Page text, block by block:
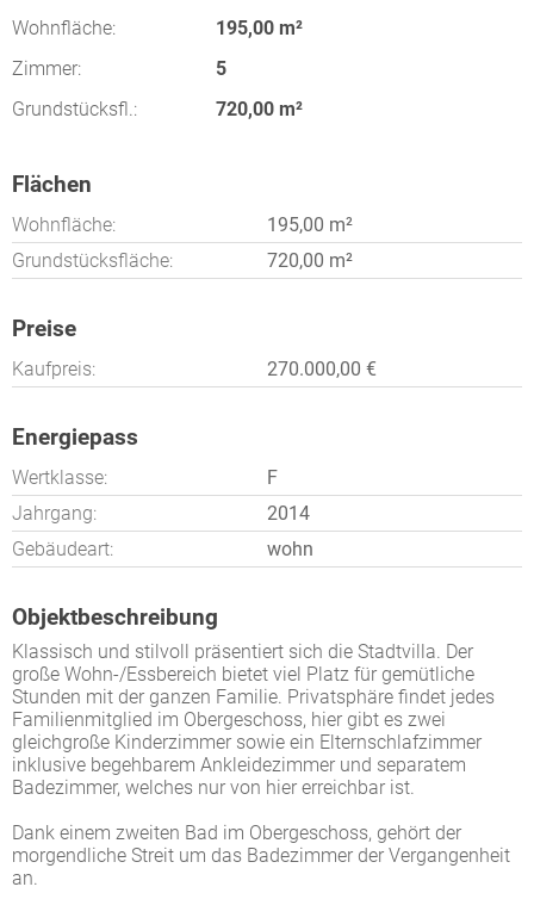
Wohnfläche:
195,00 m²
Zimmer:
5
Grundstücksfl.:
720,00 m²
Flächen
Wohnfläche:
195,00 m²
Grundstücksfläche:
720,00 m²
Preise
Kaufpreis: 270.000,00 €
Energiepass
Wertklasse:
F
Jahrgang:
2014
Gebäudeart:
wohn
Objektbeschreibung
Klassisch und stilvoll präsentiert sich die Stadtvilla. Der
große Wohn-/Essbereich bietet viel Platz für gemütliche
Stunden mit der ganzen Familie. Privatsphäre findet jedes
Familienmitglied im Obergeschoss, hier gibt es zwei
gleichgroße Kinderzimmer sowie ein Elternschlafzimmer
inklusive begehbarem Ankleide­zimmer und separatem
Badezimmer, welches nur von hier erreichbar ist.
Dank einem zweiten Bad im Obergeschoss, gehört der
morgendliche Streit um das Badezimmer der Vergangenheit
an.